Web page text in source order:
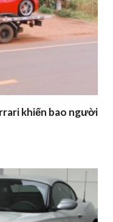
khiến bao người